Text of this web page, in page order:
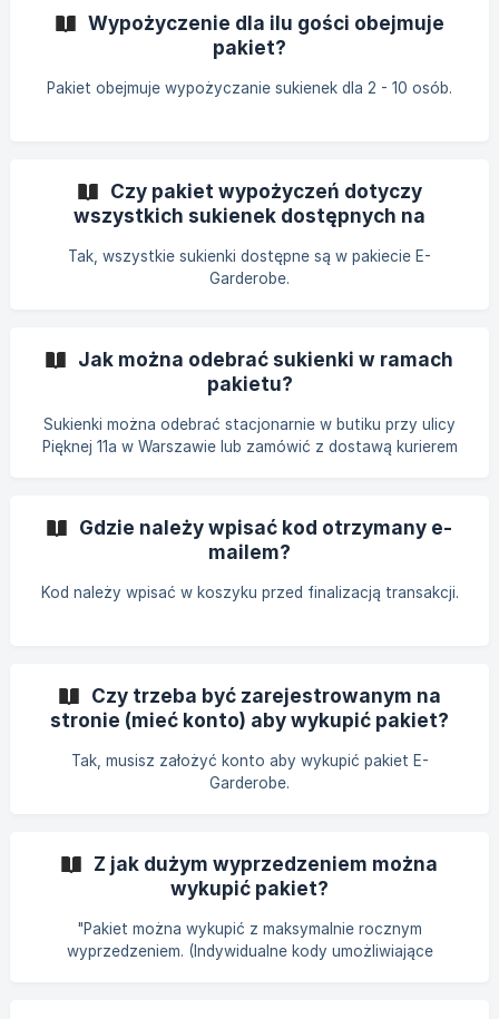
Wypożyczenie dla ilu gości obejmuje
pakiet?
Pakiet obejmuje wypożyczanie sukienek dla 2 - 10 osób.
Czy pakiet wypożyczeń dotyczy
wszystkich sukienek dostępnych na
Tak, wszystkie sukienki dostępne są w pakiecie E-
Garderobe.
Jak można odebrać sukienki w ramach
pakietu?
Sukienki można odebrać stacjonarnie w butiku przy ulicy
Pięknej 11a w Warszawie lub zamówić z dostawą kurierem
Gdzie należy wpisać kod otrzymany e-
mailem?
Kod należy wpisać w koszyku przed finalizacją transakcji.
Czy trzeba być zarejestrowanym na
stronie (mieć konto) aby wykupić pakiet?
Tak, musisz założyć konto aby wykupić pakiet E-
Garderobe.
Z jak dużym wyprzedzeniem można
wykupić pakiet?
"Pakiet można wykupić z maksymalnie rocznym
wyprzedzeniem. (Indywidualne kody umożliwiające